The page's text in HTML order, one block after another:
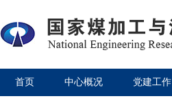
首页 中心概况 党建工作